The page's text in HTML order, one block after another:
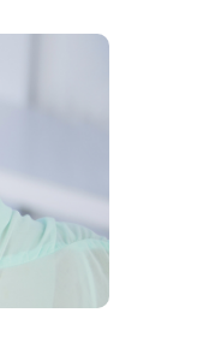
Personalvermittlung
Personalvermittlung
Care+